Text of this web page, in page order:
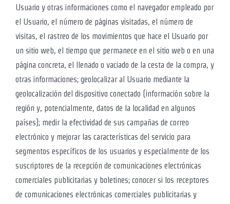
Usuario y otras informaciones como el navegador empleado por
el Usuario, el número de páginas visitadas, el número de
visitas, el rastreo de los movimientos que hace el Usuario por
un sitio web, el tiempo que permanece en el sitio web o en una
página concreta, el llenado o vaciado de la cesta de la compra, y
otras informaciones; geolocalizar al Usuario mediante la
geolocalización del dispositivo conectado (información sobre la
región y, potencialmente, datos de la localidad en algunos
países); medir la efectividad de sus campañas de correo
electrónico y mejorar las características del servicio para
segmentos específicos de los usuarios y especialmente de los
suscriptores de la recepción de comunicaciones electrónicas
comerciales publicitarias y boletines; conocer si los receptores
de comunicaciones electrónicas comerciales publicitarias y